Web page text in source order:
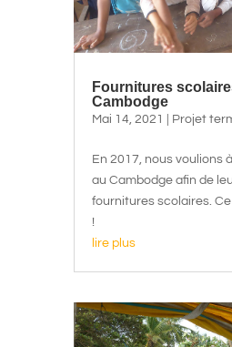
Fournitures
Cambodge
Mai 14, 2021 Projet
En 2017, nous voulions
au Cambodge afin de
fournitures scolaires.
!
lire plus